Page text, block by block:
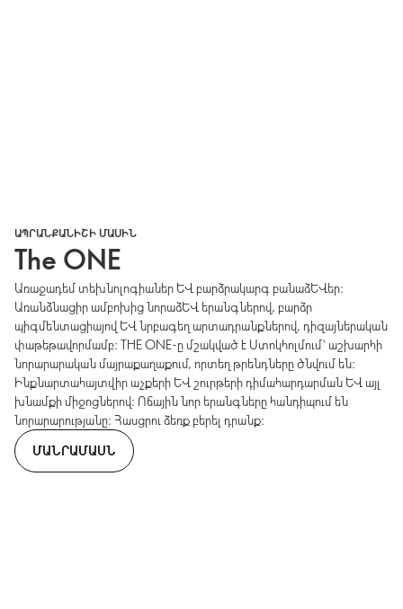
ԱՊՐԱՆՔԱՆԻՇԻ ՄԱՍԻՆ
The ONE
Առաջադեմ տեխնոլոգիաներ և բարձրակարգ բանաձևեր։
Առանձնացիր ամբոխից նորաձև երանգներով, բարձր
պիգմենտացիայով և նրբագեղ արտադրանքներով, դիզայներական
փաթեթավորմամբ։ THE ONE-ը մշակված է Ստոկհոլմում՝ աշխարհի
նորարարական մայրաքաղաքում, որտեղ թրենդները ծնվում են։
Ինքնարտահայտվիր աչքերի և շուրթերի դիմահարդարման և այլ
խնամքի միջոցներով։ Ոճային նոր երանգները հանդիպում են
նորարարությանը։ Հասցրու ձեռք բերել դրանք։
ՄԱՆՐԱՄԱՍՆ